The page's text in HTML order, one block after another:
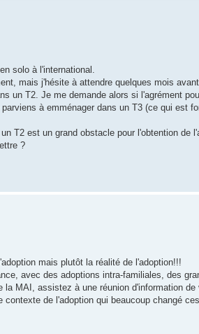
solo à l'international.
mais j'hésite à attendre quelques mois
un T2. Je me demande alors si l'agrément
à emménager dans un T3 (ce qui est
T2 est un grand obstacle pour l'obtention de
?
mais plutôt la réalité de l'adoption!!!
avec des adoptions intra-familiales, des
MAI, assistez à une réunion d'information
de l'adoption qui beaucoup changé